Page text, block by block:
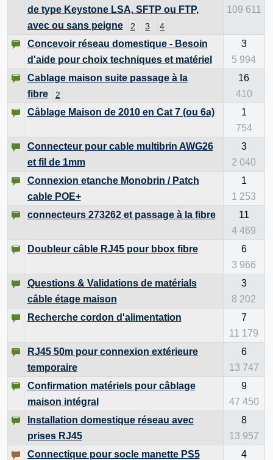
de type Keystone LSA, SFTP ou FTP,
avec ou sans peigne
2 3 4
109 611
Concevoir réseau domestique - Besoin
d'aide pour choix techniques et matériel
3
5 994
Cablage maison suite passage à la
fibre
2
16
410
Câblage Maison de 2010 en Cat 7 (ou 6a)
1
754
Connecteur pour cable multibrin AWG26
et fil de 1mm
3
2 040
Connexion etanche Monobrin / Patch
cable POE+
1
1 253
connecteurs 273262 et passage à la fibre
11
4 469
Doubleur câble RJ45 pour bbox fibre
6
3 966
Questions & Validations de matérials
câble étage maison
3
8 202
Recherche cordon d'alimentation
7
11 179
RJ45 50m pour connexion extérieure
temporaire
6
13 747
Confirmation matériels pour câblage
maison intégral
9
47 450
Installation domestique réseau avec
prises RJ45
8
13 957
Connectique pour socle manette PS5
4